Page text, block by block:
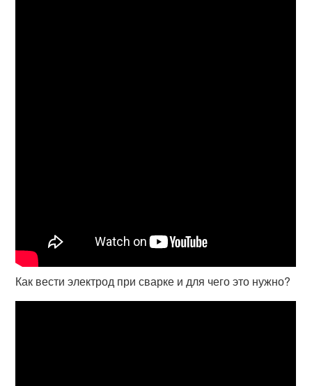
Как вести электрод при сварке и для чего это нужно?